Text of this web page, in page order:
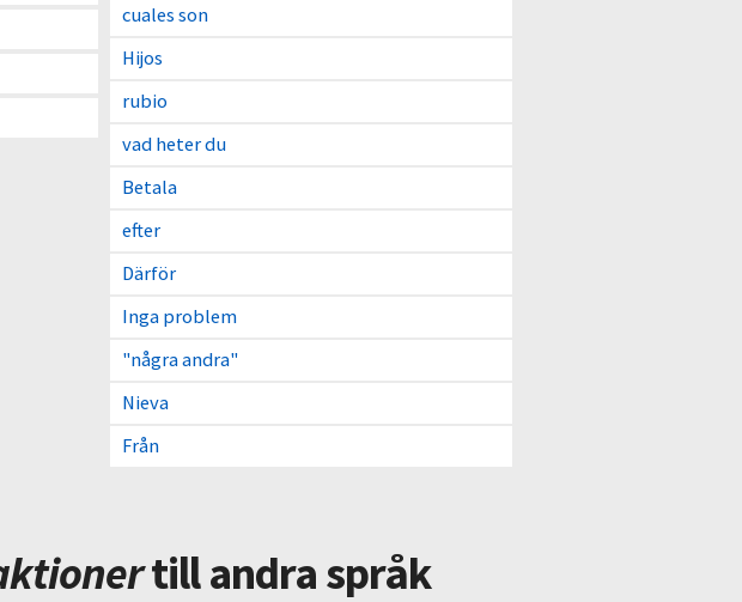
cuales son
Hijos
rubio
vad heter du
Betala
efter
Därför
Inga problem
"några andra"
Nieva
Från
till andra språk